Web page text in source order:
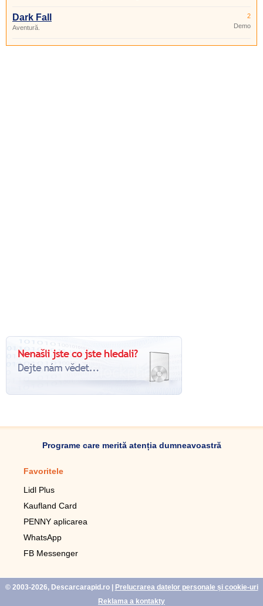
Dark Fall
Aventură.
2
Demo
Programe care merită atenția dumneavoastră
Favoritele
Lidl Plus
Kaufland Card
PENNY aplicarea
WhatsApp
FB Messenger
© 2003-2026, Descarcarapid.ro|
Prelucrarea datelor personale și cookie-uri
Reklama a kontakty